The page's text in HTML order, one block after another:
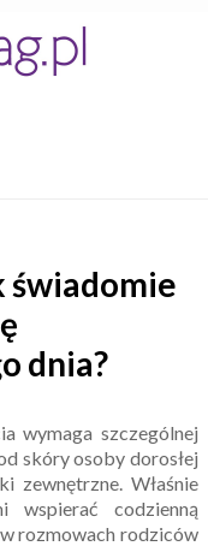
świadomie
dnia?
wymaga szczególnej
skóry osoby dorosłej
zewnętrzne. Właśnie
wspierać codzienną
rozmowach rodziców